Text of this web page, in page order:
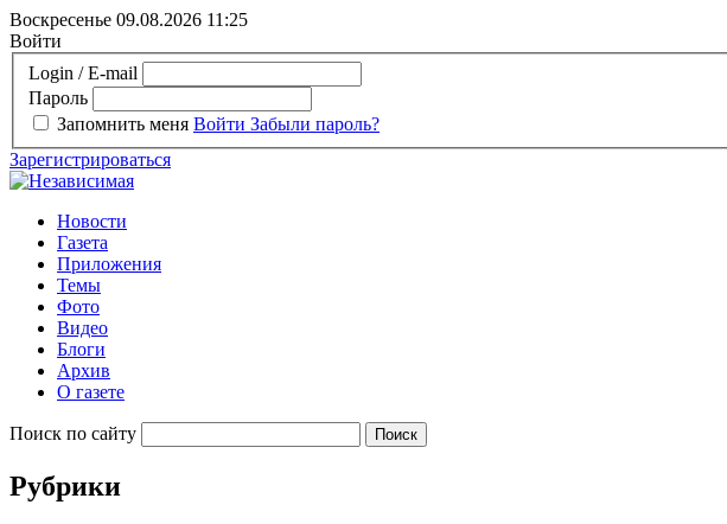
Воскресенье 09.08.2026 11:25
Войти
Login / E-mail
Пароль
Запомнить меня Войти Забыли пароль?
Зарегистрироваться
Новости
Газета
Приложения
Темы
Фото
Видео
Блоги
Архив
О газете
Поиск по сайту
Рубрики